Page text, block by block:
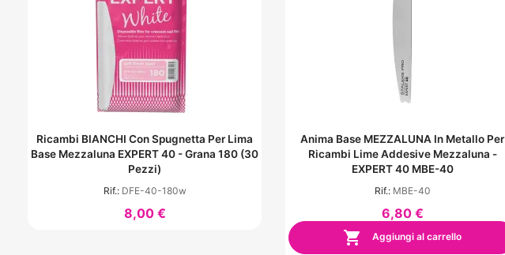
Ricambi BIANCHI Con Spugnetta Per Lima
Base Mezzaluna EXPERT 40 - Grana 180 (30
Pezzi)
Rif.: DFE-40-180w
8,00 €
Anima Base MEZZALUNA In Metallo Per
Ricambi Lime Addesive Mezzaluna -
EXPERT 40 MBE-40
Rif.: MBE-40
6,80 €
 Aggiungi al carrello